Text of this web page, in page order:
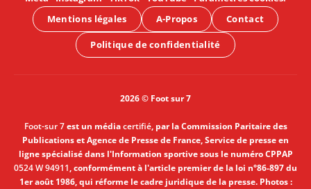
Mentions légales
A-Propos Contact
Politique de confidentialité
2026 © Foot sur 7
Foot-sur 7est un médiacertifié, par la Commission Paritaire des
Publications et Agence de Presse de France, Service de presse en
ligne spécialisé dans l'Information sportive sous le numéro CPPAP
0524 W 94911, conformément à l'article premier de la loi n°86-897 du
1er août 1986, qui réforme le cadre juridique de la presse. Photos :